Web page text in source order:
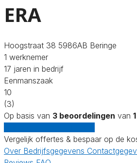
ERA
Hoogstraat 38 5986AB Beringe
1 werknemer
17 jaren in bedrijf
Eenmanszaak
10
(3)
Op basis van 3 beoordelingen van
Vergelijk offertes & bespaar op de
Over Bedrijfsgegevens